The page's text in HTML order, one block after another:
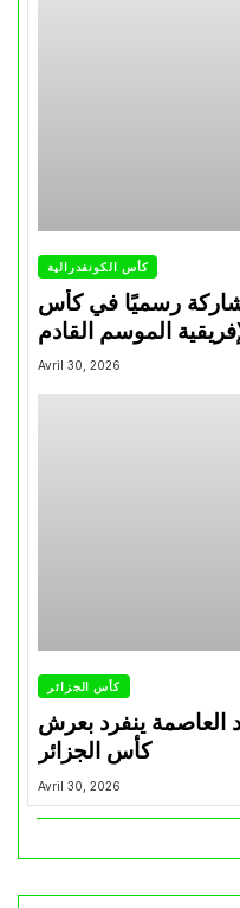
كأس الكونفدرالية
رسميًا في كأس
Avril 30, 2026
كأس الجزائر
العاصمة ينفرد بعرش
كأس الجزائر
Avril 30, 2026